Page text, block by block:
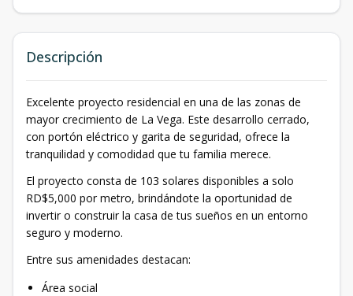
Descripción
Excelente proyecto residencial en una de las zonas de
mayor crecimiento de La Vega. Este desarrollo cerrado,
con portón eléctrico y garita de seguridad, ofrece la
tranquilidad y comodidad que tu familia merece.
El proyecto consta de 103 solares disponibles a solo
RD$5,000 por metro, brindándote la oportunidad de
invertir o construir la casa de tus sueños en un entorno
seguro y moderno.
Entre sus amenidades destacan:
Área social